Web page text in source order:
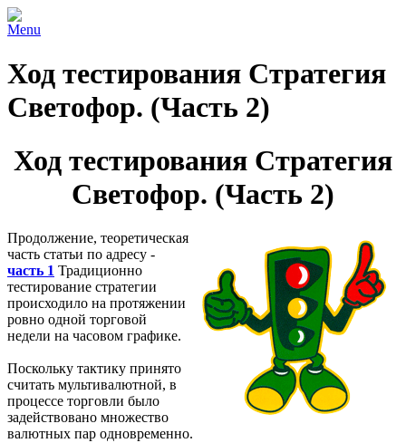
Menu
Ход тестирования Стратегия
Светофор. (Часть 2)
Ход тестирования Стратегия
Светофор. (Часть 2)
Продолжение, теоретическая
часть статьи по адресу -
часть 1 Традиционно
тестирование стратегии
происходило на протяжении
ровно одной торговой
недели на часовом графике.
Поскольку тактику принято
считать мультивалютной, в
процессе торговли было
задействовано множество
валютных пар одновременно.